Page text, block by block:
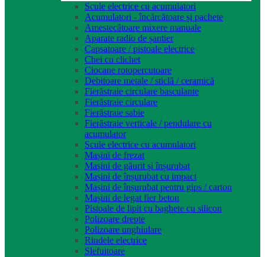
Scule electrice cu acumulatori
Acumulatori - încărcătoare și pachete
Amestecătoare mixere manuale
Aparate radio de șantier
Capsatoare / pistoale electrice
Chei cu clichet
Ciocane rotopercutoare
Debitoare metale / sticlă / ceramică
Fierăstraie circulare basculante
Fierăstraie circulare
Fierăstraie sabie
Fierăstraie verticale / pendulare cu
acumulator
Scule electrice cu acumulatori
Mașini de frezat
Mașini de găurit și înșurubat
Mașini de înșurubat cu impact
Mașini de înșurubat pentru gips / carton
Mașini de legat fier beton
Pistoale de lipit cu baghete cu silicon
Polizoare drepte
Polizoare unghiulare
Rindele electrice
Slefuitoare